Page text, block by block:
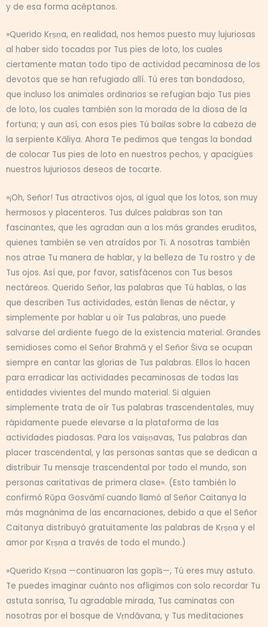
y de esa forma acéptanos.
»Querido Kṛṣṇa, en realidad, nos hemos puesto muy lujuriosas
al haber sido tocadas por Tus pies de loto, los cuales
ciertamente matan todo tipo de actividad pecaminosa de los
devotos que se han refugiado allí. Tú eres tan bondadoso,
que incluso los animales ordinarios se refugian bajo Tus pies
de loto, los cuales también son la morada de la diosa de la
fortuna; y aun así, con esos pies Tú bailas sobre la cabeza de
la serpiente Kāliya. Ahora Te pedimos que tengas la bondad
de colocar Tus pies de loto en nuestros pechos, y apacigües
nuestros lujuriosos deseos de tocarte.
»¡Oh, Señor! Tus atractivos ojos, al igual que los lotos, son muy
hermosos y placenteros. Tus dulces palabras son tan
fascinantes, que les agradan aun a los más grandes eruditos,
quienes también se ven atraídos por Ti. A nosotras también
nos atrae Tu manera de hablar, y la belleza de Tu rostro y de
Tus ojos. Así que, por favor, satisfácenos con Tus besos
nectáreos. Querido Señor, las palabras que Tú hablas, o las
que describen Tus actividades, están llenas de néctar, y
simplemente por hablar u oír Tus palabras, uno puede
salvarse del ardiente fuego de la existencia material. Grandes
semidioses como el Señor Brahmā y el Señor Śiva se ocupan
siempre en cantar las glorias de Tus palabras. Ellos lo hacen
para erradicar las actividades pecaminosas de todas las
entidades vivientes del mundo material. Si alguien
simplemente trata de oír Tus palabras trascendentales, muy
rápidamente puede elevarse a la plataforma de las
actividades piadosas. Para los vaiṣṇavas, Tus palabras dan
placer trascendental, y las personas santas que se dedican a
distribuir Tu mensaje trascendental por todo el mundo, son
personas caritativas de primera clase». (Esto también lo
confirmó Rūpa Gosvāmī cuando llamó al Señor Caitanya la
más magnánima de las encarnaciones, debido a que el Señor
Caitanya distribuyó gratuitamente las palabras de Kṛṣṇa y el
amor por Kṛṣṇa a través de todo el mundo.)
»Querido Kṛṣṇa —continuaron las gopīs—, Tú eres muy astuto.
Te puedes imaginar cuánto nos afligimos con solo recordar Tu
astuta sonrisa, Tu agradable mirada, Tus caminatas con
nosotras por el bosque de Vṛndāvana, y Tus meditaciones